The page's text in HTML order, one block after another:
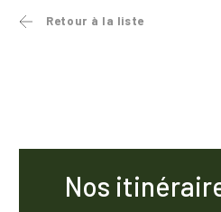
Retour à la liste
Nos